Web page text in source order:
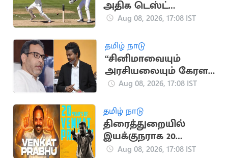
அதிக டெஸ்ட்
விக்கெட்டுகள்
வீரர்கள்
Aug 08, 2026, 17:08 IST
தமிழ் நாடு
“சினிமாவையும்
அரசியலையும் கேரள
மக்கள் பிரித்துப் பார்க்க
Aug 08, 2026, 17:08 IST
தமிழ் நாடு
திரைத்துறையில்
இயக்குநராக 20
ஆண்டுகள் நிறைவு..
Aug 08, 2026, 17:08 IST